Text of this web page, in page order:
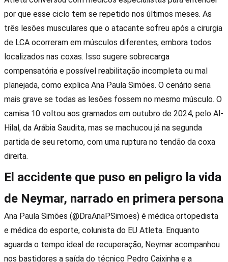
por que esse ciclo tem se repetido nos últimos meses. As
três lesões musculares que o atacante sofreu após a cirurgia
de LCA ocorreram em músculos diferentes, embora todos
localizados nas coxas. Isso sugere sobrecarga
compensatória e possível reabilitação incompleta ou mal
planejada, como explica Ana Paula Simões. O cenário seria
mais grave se todas as lesões fossem no mesmo músculo. O
camisa 10 voltou aos gramados em outubro de 2024, pelo Al-
Hilal, da Arábia Saudita, mas se machucou já na segunda
partida de seu retorno, com uma ruptura no tendão da coxa
direita.
El accidente que puso en peligro la vida
de Neymar, narrado en primera persona
Ana Paula Simões (@DraAnaPSimoes) é médica ortopedista
e médica do esporte, colunista do EU Atleta. Enquanto
aguarda o tempo ideal de recuperação, Neymar acompanhou
nos bastidores a saída do técnico Pedro Caixinha e a